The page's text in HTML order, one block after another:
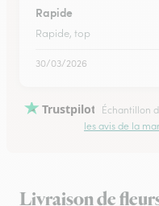
Rapide
Rapide, top
30/03/2026
Trustpilot Échantillon
les avis de la
Livraison de